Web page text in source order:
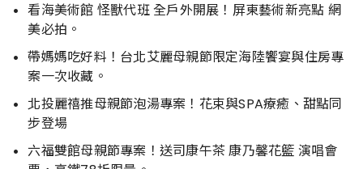
看海美術館 怪獸代班 全戶外開展！屏東藝術新亮點 網
美必拍。
帶媽媽吃好料！台北艾麗母親節限定海陸饗宴與住房專
案一次收藏。
北投麗禧推母親節泡湯專案！花束與SPA療癒、甜點同
步登場
六福雙館母親節專案！送司康午茶 康乃馨花籃 演唱會